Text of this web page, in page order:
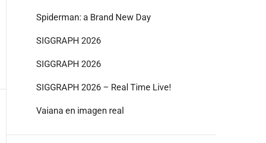
Spiderman: a Brand New Day
SIGGRAPH 2026
SIGGRAPH 2026
SIGGRAPH 2026 – Real Time Live!
Vaiana en imagen real